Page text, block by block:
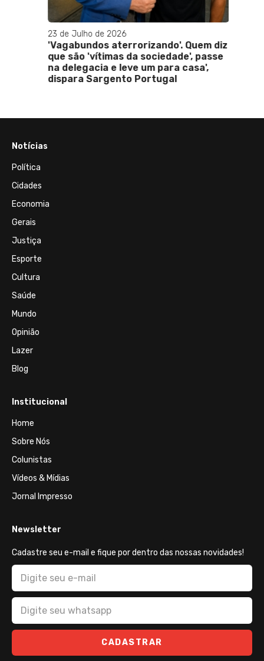
23 de Julho de 2026
'Vagabundos aterrorizando'. Quem diz
que são 'vítimas da sociedade', passe
na delegacia e leve um para casa',
dispara Sargento Portugal
Notícias
Política
Cidades
Economia
Gerais
Justiça
Esporte
Cultura
Saúde
Mundo
Opinião
Lazer
Blog
Institucional
Home
Sobre Nós
Colunistas
Vídeos & Mídias
Jornal Impresso
Newsletter
Cadastre seu e-mail e fique por dentro das nossas novidades!
CADASTRAR